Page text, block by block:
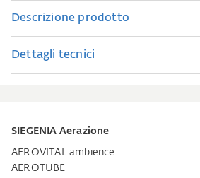
Descrizione prodotto
Dettagli tecnici
SIEGENIA Aerazione
AEROVITAL ambience
AEROTUBE